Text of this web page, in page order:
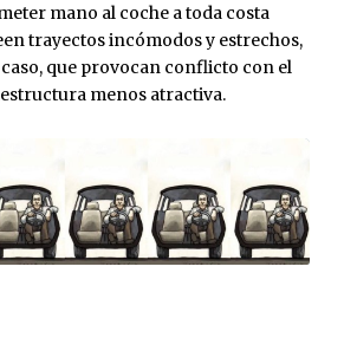
mano al coche a toda costa
trayectos incómodos y estrechos,
que provocan conflicto con el
menos atractiva.